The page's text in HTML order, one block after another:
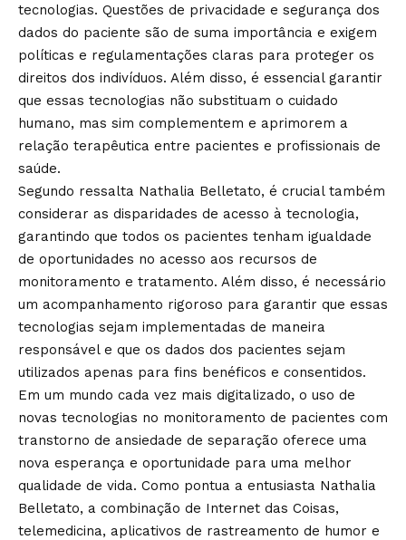
tecnologias. Questões de privacidade e segurança dos
dados do paciente são de suma importância e exigem
políticas e regulamentações claras para proteger os
direitos dos indivíduos. Além disso, é essencial garantir
que essas tecnologias não substituam o cuidado
humano, mas sim complementem e aprimorem a
relação terapêutica entre pacientes e profissionais de
saúde.
Segundo ressalta Nathalia Belletato, é crucial também
considerar as disparidades de acesso à tecnologia,
garantindo que todos os pacientes tenham igualdade
de oportunidades no acesso aos recursos de
monitoramento e tratamento. Além disso, é necessário
um acompanhamento rigoroso para garantir que essas
tecnologias sejam implementadas de maneira
responsável e que os dados dos pacientes sejam
utilizados apenas para fins benéficos e consentidos.
Em um mundo cada vez mais digitalizado, o uso de
novas tecnologias no monitoramento de pacientes com
transtorno de ansiedade de separação oferece uma
nova esperança e oportunidade para uma melhor
qualidade de vida. Como pontua a entusiasta Nathalia
Belletato, a combinação de Internet das Coisas,
telemedicina, aplicativos de rastreamento de humor e